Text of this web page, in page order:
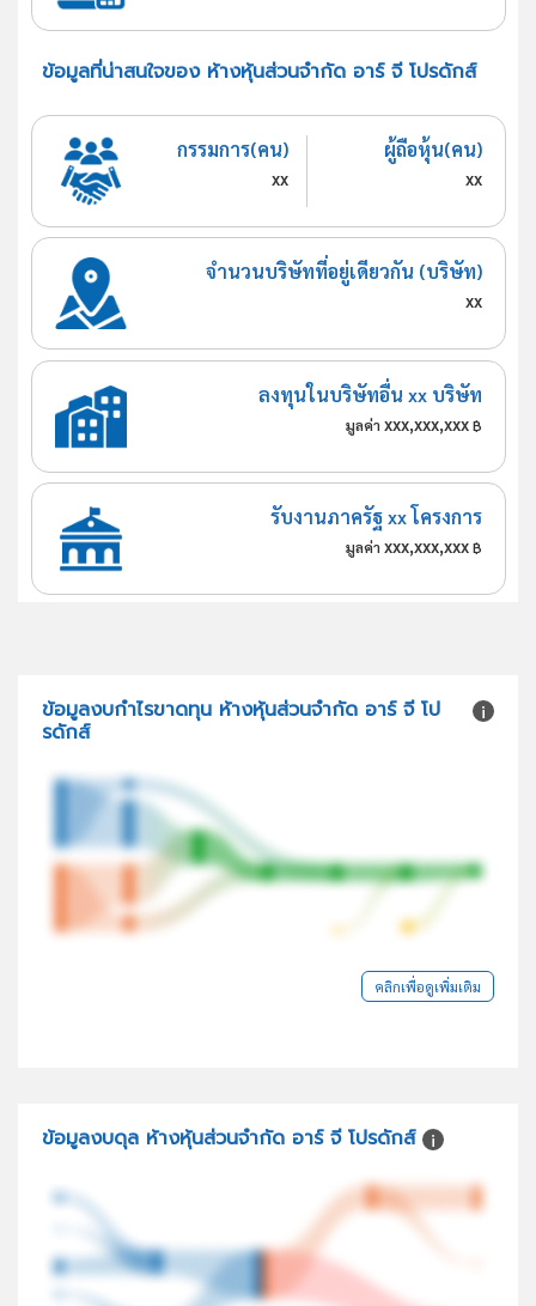
ข้อมูลที่น่าสนใจของ ห้างหุ้นส่วนจำกัด อาร์ จี โปรดักส์
กรรมการ(คน)
xx
ผู้ถือหุ้น(คน)
xx
จำนวนบริษัทที่อยู่เดียวกัน (บริษัท)
xx
ลงทุนในบริษัทอื่น xx บริษัท
มูลค่า xxx,xxx,xxx ฿
รับงานภาครัฐ xx โครงการ
มูลค่า xxx,xxx,xxx ฿
ข้อมูลงบกำไรขาดทุน ห้างหุ้นส่วนจำกัด อาร์ จี โป
รดักส์
คลิกเพื่อดูเพิ่มเติม
ข้อมูลงบดุล ห้างหุ้นส่วนจำกัด อาร์ จี โปรดักส์